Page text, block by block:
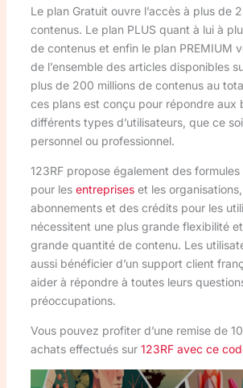
Le plan Gratuit ouvre l’accès à plus de
contenus. Le plan PLUS quant à lui à
de contenus et enfin le plan PREMIUM
de l’ensemble des articles disponibles
plus de 200 millions de contenus au
ces plans est conçu pour répondre aux
différents types d’utilisateurs, que ce
personnel ou professionnel.
123RF propose également des
pour les entrepriseset les
abonnements et des crédits pour les
nécessitent une plus grande flexibilité
grande quantité de contenu. Les
aussi bénéficier d’un support client
aider à répondre à toutes leurs
préoccupations.
Vous pouvez profiter d’une remise de
achats effectués sur 123RF avec ce